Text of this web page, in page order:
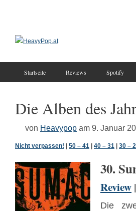
Startseite Reviews Spotify
Die Alben des
von Heavypop am 9. Januar
Nicht verpassen! 50 – 41 40 – 31 30 –
30.
Review |
Die